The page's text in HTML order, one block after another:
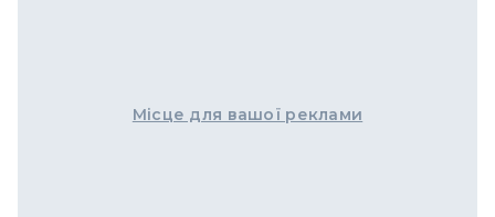
Місце для вашої реклами